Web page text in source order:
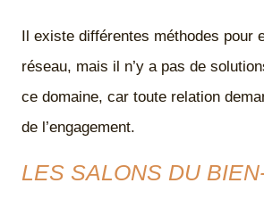
Il existe différentes méthodes pour
réseau, mais il n’y a pas de
ce domaine, car toute relation
de l’engagement.
LES SALONS DU